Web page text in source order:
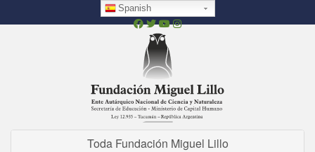
Spanish
Toda Fundación Miguel Lillo